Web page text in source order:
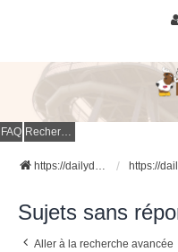
FAQ Rechercher
https://dailydigesthub.com
Sujets sans
Aller à la recherche avancée